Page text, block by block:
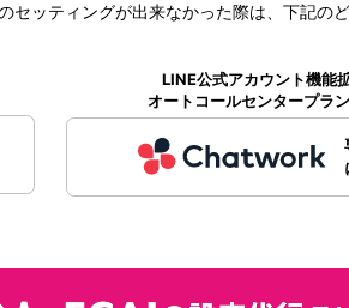
セッティングが出来なかった際は、下記の
LINE公式アカウント機能
オートコールセンタープラ